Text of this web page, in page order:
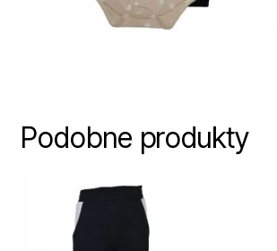
Podobne produkty